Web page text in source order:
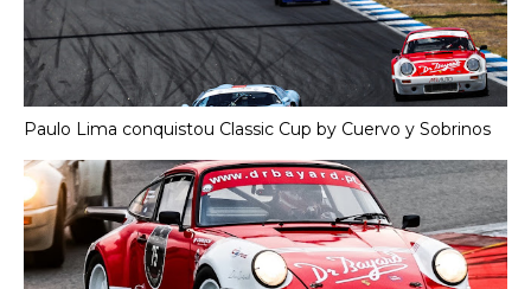
Paulo Lima conquistou Classic Cup by Cuervo y Sobrinos